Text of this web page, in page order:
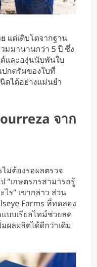
แต่เติบโตจากฐาน
มานานกว่า 5 ปี ซึ่ง
และองุ่นนับพันใบ
ปกตรัมของใบที่
ดได้อย่างแม่นยำ
จาก
ม่ต้องรอผลตรวจ
“เกษตรกรสามารถรู้
ร” เขากล่าว ส่วน
Farms ที่ทดลอง
บบเรียลไทม์ช่วยลด
ผลผลิตได้ดีกว่าเดิม